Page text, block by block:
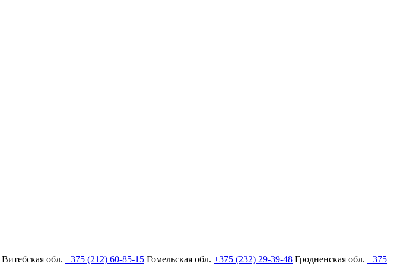
Витебская обл. +375 (212) 60-85-15 Гомельская обл. +375 (232) 29-39-48 Гродненская обл. +375